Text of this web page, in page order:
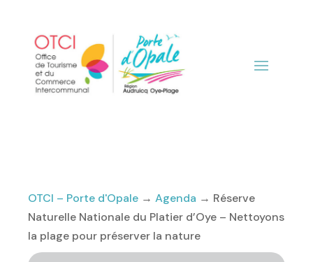
OTCI – Porte d'Opale → Agenda → Réserve
Naturelle Nationale du Platier d’Oye – Nettoyons
la plage pour préserver la nature